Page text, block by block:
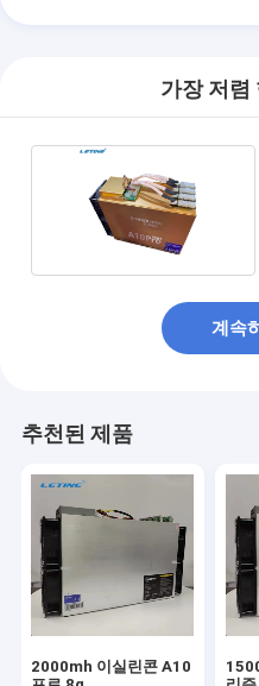
가장 저렴
계속
추천된 제품
2000mh 이실린콘 A10